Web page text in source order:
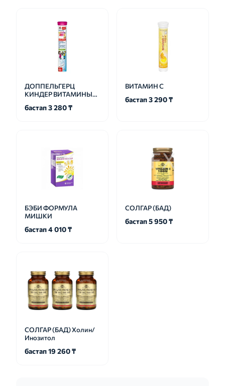
ДОППЕЛЬГЕРЦ
КИНДЕР ВИТАМИНЫ
бастап 3 280 ₸
ВИТАМИН С
бастап 3 290 ₸
БЭБИ ФОРМУЛА
МИШКИ
бастап 4 010 ₸
СОЛГАР (БАД)
бастап 5 950 ₸
СОЛГАР (БАД) Холин/
Инозитол
бастап 19 260 ₸